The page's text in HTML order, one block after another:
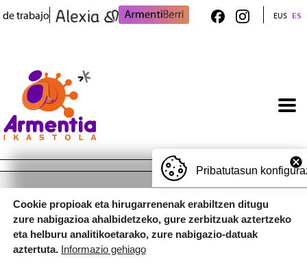
Pasar al contenido principal
de trabajo EUS ES
ARMENTIA IKASTOLA, S. COOP.
Gaztelako ataria, 101 - 01007 (GASTEIZ)
T: 945 145 445 | E:
Pribatutasun
Cookie propioak eta hirugarrenenak erabiltzen ditugu
zure nabigazioa ahalbidetzeko, gure zerbitzuak aztertzeko
eta helburu analitikoetarako, zure nabigazio-datuak
aztertuta. Informazio gehiago